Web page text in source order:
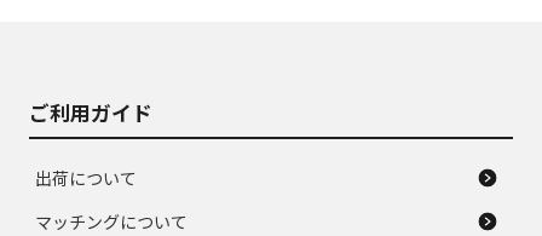
ご利用ガイド
出荷について
マッチングについて